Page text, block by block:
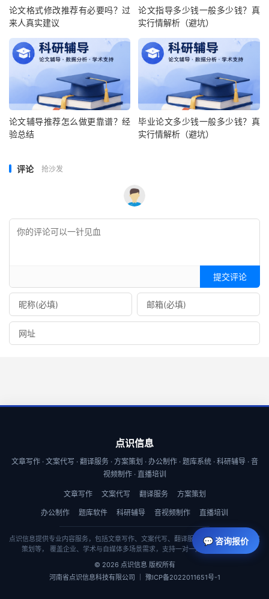
论文格式修改推荐有必要吗？过
来人真实建议
论文指导多少钱一般多少钱？真
实行情解析（避坑）
论文辅导推荐怎么做更靠谱？经
验总结
毕业论文多少钱一般多少钱？真
实行情解析（避坑）
评论 抢沙发
提交评论
点识信息
文章写作 · 文案代写 · 翻译服务 · 方案策划 · 办公制作 · 题库系统 · 科研辅导 · 音
视频制作 · 直播培训
文章写作 文案代写 翻译服务 方案策划
办公制作 题库软件 科研辅导 音视频制作 直播培训
点识信息提供专业内容服务，包括文章写作、文案代写、翻译服务、商业计划书与方案
策划等， 覆盖企业、学术与自媒体多场景需求，支持一对一定制与快速交付。
© 2026 点识信息 版权所有
河南省点识信息科技有限公司 ｜ 豫ICP备2022011651号-1
💬 咨询报价